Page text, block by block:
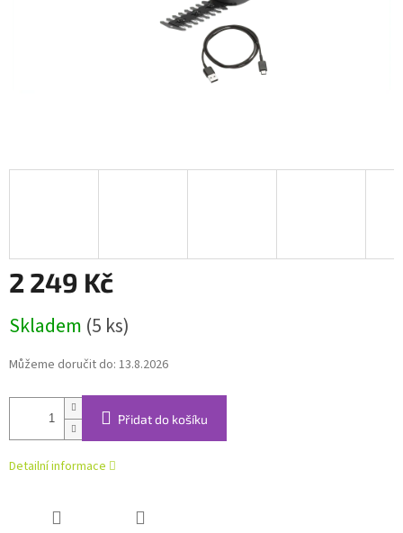
2 249 Kč
cena:
Skladem (5 ks)
Můžeme doručit do: 13.8.2026
Přidat do košíku
Detailní informace